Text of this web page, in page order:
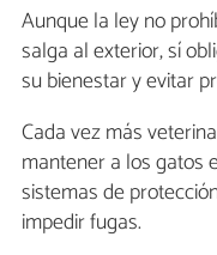
Aunque la ley no
salga al exterior, sí
su bienestar y evitar
Cada vez más
mantener a los gatos
sistemas de
impedir fugas.